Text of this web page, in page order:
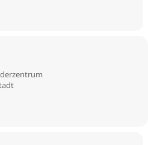
die Anmeldung ist bis